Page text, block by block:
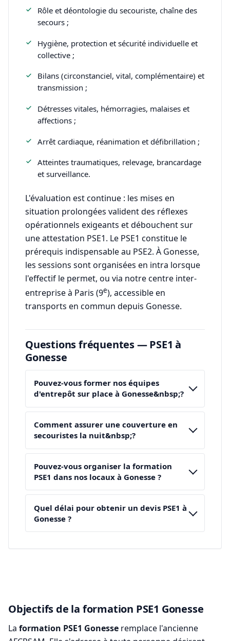
Rôle et déontologie du secouriste, chaîne des
secours ;
Hygiène, protection et sécurité individuelle et
collective ;
Bilans (circonstanciel, vital, complémentaire) et
transmission ;
Détresses vitales, hémorragies, malaises et
affections ;
Arrêt cardiaque, réanimation et défibrillation ;
Atteintes traumatiques, relevage, brancardage
et surveillance.
L'évaluation est continue : les mises en
situation prolongées valident des réflexes
opérationnels exigeants et débouchent sur
une attestation PSE1. Le PSE1 constitue le
prérequis indispensable au PSE2. À Gonesse,
les sessions sont organisées en intra lorsque
l'effectif le permet, ou via notre centre inter-
entreprise à Paris (9e), accessible en
transports en commun depuis Gonesse.
Questions fréquentes — PSE1 à
Gonesse
Pouvez-vous former nos équipes
d'entrepôt sur place à Gonesse&nbsp;?
Comment assurer une couverture en
secouristes la nuit&nbsp;?
Pouvez-vous organiser la formation
PSE1 dans nos locaux à Gonesse ?
Quel délai pour obtenir un devis PSE1 à
Gonesse ?
Objectifs de la formation PSE1 Gonesse
La formation PSE1 Gonesse remplace l'ancienne